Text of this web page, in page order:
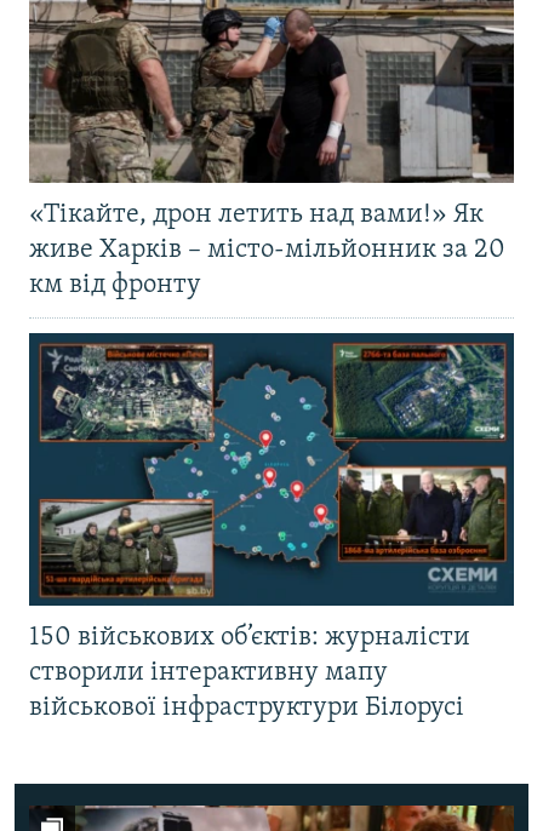
«Тікайте, дрон летить над вами!» Як
живе Харків – місто-мільйонник за 20
км від фронту
150 військових об’єктів: журналісти
створили інтерактивну мапу
військової інфраструктури Білорусі